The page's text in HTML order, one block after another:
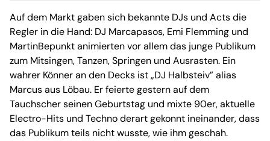
Auf dem Markt gaben sich bekannte DJs und Acts die
Regler in die Hand: DJ Marcapasos, Emi Flemming und
MartinBepunkt animierten vor allem das junge Publikum
zum Mitsingen, Tanzen, Springen und Ausrasten. Ein
wahrer Könner an den Decks ist „DJ Halbsteiv” alias
Marcus aus Löbau. Er feierte gestern auf dem
Tauchscher seinen Geburtstag und mixte 90er, aktuelle
Electro-Hits und Techno derart gekonnt ineinander, dass
das Publikum teils nicht wusste, wie ihm geschah.